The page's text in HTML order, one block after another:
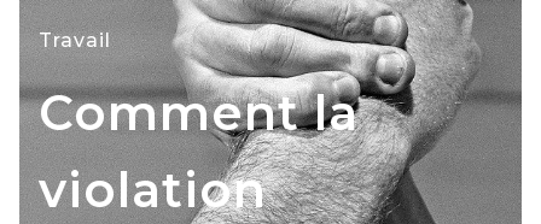
Travail
Comment la
violation